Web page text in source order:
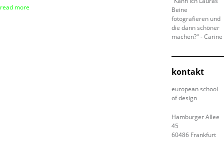
read more
Beine
fotografieren und
die dann schöner
machen?" - Carine
kontakt
european school
of design
Hamburger Allee
45
60486 Frankfurt